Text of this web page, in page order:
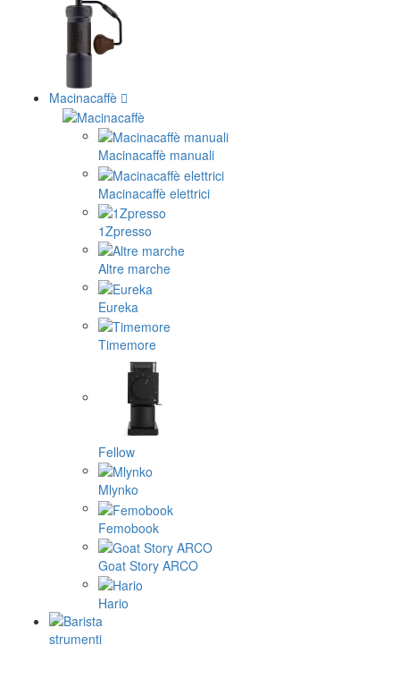
Macinacaffè
Macinacaffè manuali
Macinacaffè elettrici
1Zpresso
Altre marche
Eureka
Timemore
Fellow
Mlynko
Femobook
Goat Story ARCO
Hario